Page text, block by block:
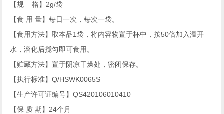
【规 格】2g/袋
【食 用 量】每日一次，每次一袋。
【食用方法】取本品1袋，将内容物置于杯中，按50倍加入温开
水，溶化后搅匀即可食用。
【贮藏方法】置于阴凉干燥处，密闭保存。
【执行标准】Q/HSWK0065S
【生产许可证编号】QS420106010410
【保 质 期】24个月